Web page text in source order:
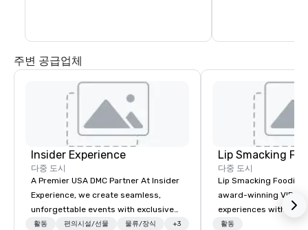
주변 공급업체
Insider Experience
다중 도시
A Premier USA DMC Partner At Insider
Experience, we create seamless,
unforgettable events with exclusive
access to premium venues, world-
활동 편의시설/선물 물류/장식 +3
Lip Smacking
다중 도시
Lip Smacking Foodie
award-winning VIP
experiences with
restaurants
활동